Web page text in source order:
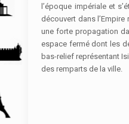
l’époque impériale et
découvert dans
une forte propagation
espace fermé dont les
bas-relief représentant
des remparts de la ville.